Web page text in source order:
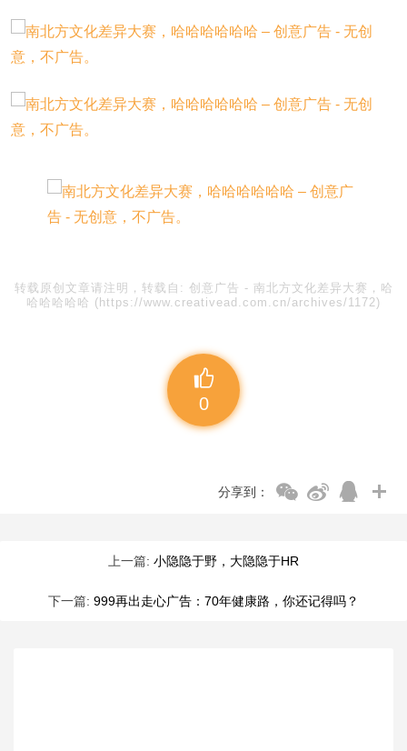
转载原创文章请注明，转载自: 创意广告 - 南北方文化差异大赛，哈
哈哈哈哈哈 (https://www.creativead.com.cn/archives/1172)
0
分享到：
上一篇: 小隐隐于野，大隐隐于HR
下一篇: 999再出走心广告：70年健康路，你还记得吗？